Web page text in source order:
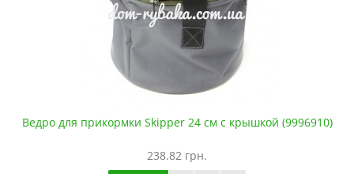
Ведро для прикормки Skipper 24 см с крышкой (9996910)
238.82 грн.